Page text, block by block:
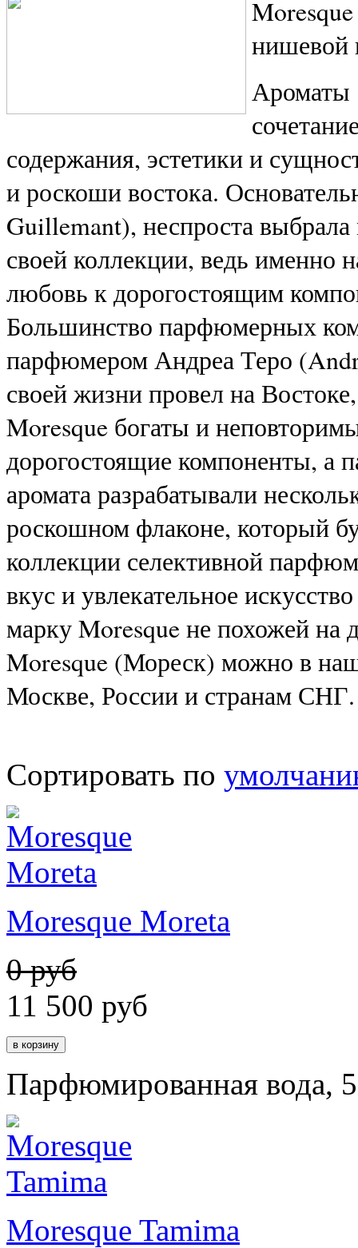
нишевой
Ароматы
содержания, эстетики и
и роскоши востока.
Guillemant), неспроста
своей коллекции, ведь именно
любовь к дорогостоящим
Большинство парфюмерных
парфюмером Андреа Теро
своей жизни провел на
Moresque богаты и
дорогостоящие компоненты,
аромата разрабатывали
роскошном флаконе, который
коллекции селективной
вкус и увлекательное
марку Moresque не похожей
Moresque (Мореск) можно в
Москве, России и странам СНГ.
Сортировать по
Moresque Moreta
0 руб
11 500 руб
Парфюмированная вода,
Moresque Tamima